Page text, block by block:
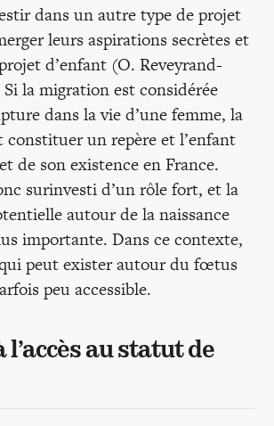
dans un autre type de projet
leurs aspirations secrètes et
d’enfant (O. Reveyrand-
la migration est considérée
dans la vie d’une femme, la
un repère et l’enfant
de son existence en France.
surinvesti d’un rôle fort, et la
autour de la naissance
importante. Dans ce contexte,
qui peut exister autour du fœtus
peu accessible.
l’accès au statut de